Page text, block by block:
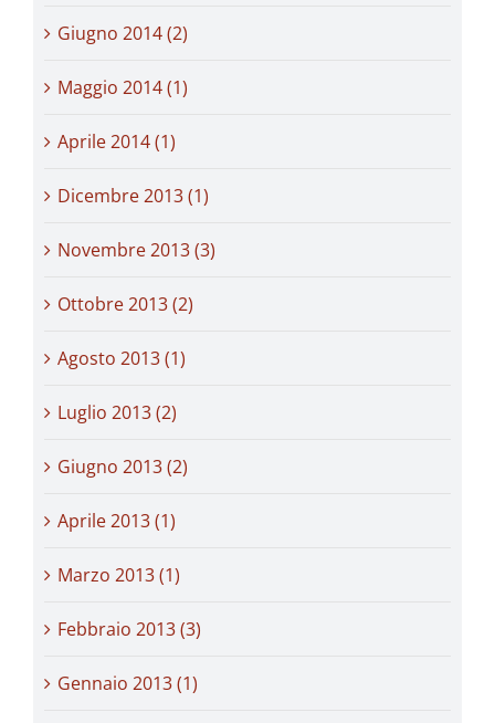
Giugno 2014 (2)
Maggio 2014 (1)
Aprile 2014 (1)
Dicembre 2013 (1)
Novembre 2013 (3)
Ottobre 2013 (2)
Agosto 2013 (1)
Luglio 2013 (2)
Giugno 2013 (2)
Aprile 2013 (1)
Marzo 2013 (1)
Febbraio 2013 (3)
Gennaio 2013 (1)